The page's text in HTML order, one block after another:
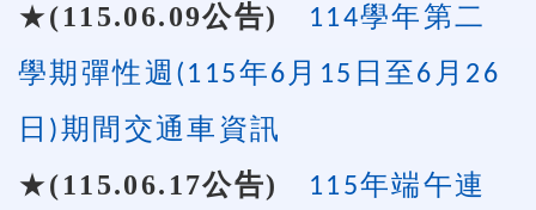
★(115.06.09公告)
114學年第二
學期彈性週(115年6月15日至6月26
日)期間交通車資訊
★(115.06.17公告)
115年端午連